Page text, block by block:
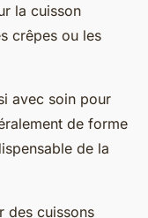
la cuisson
crêpes ou les
avec soin pour
de forme
de la
des cuissons